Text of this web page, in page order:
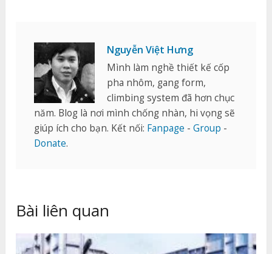
Nguyễn Việt Hưng
Mình làm nghề thiết kế cốp
pha nhôm, gang form,
climbing system đã hơn chục
năm. Blog là nơi mình chống nhàn, hi vọng sẽ
giúp ích cho bạn. Kết nối: Fanpage -Group -
Donate.
Bài liên quan